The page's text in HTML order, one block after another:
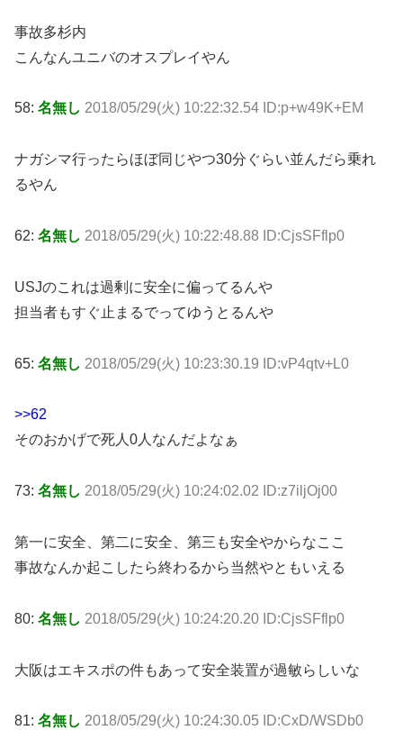
事故多杉内
こんなんユニバのオスプレイやん
58: 名無し 2018/05/29(火) 10:22:32.54 ID:p+w49K+EM
ナガシマ行ったらほぼ同じやつ30分ぐらい並んだら乗れ
るやん
62: 名無し 2018/05/29(火) 10:22:48.88 ID:CjsSFflp0
USJのこれは過剰に安全に偏ってるんや
担当者もすぐ止まるでってゆうとるんや
65: 名無し 2018/05/29(火) 10:23:30.19 ID:vP4qtv+L0
>>62
そのおかげで死人0人なんだよなぁ
73: 名無し 2018/05/29(火) 10:24:02.02 ID:z7iljOj00
第一に安全、第二に安全、第三も安全やからなここ
事故なんか起こしたら終わるから当然やともいえる
80: 名無し 2018/05/29(火) 10:24:20.20 ID:CjsSFflp0
大阪はエキスポの件もあって安全装置が過敏らしいな
81: 名無し 2018/05/29(火) 10:24:30.05 ID:CxD/WSDb0